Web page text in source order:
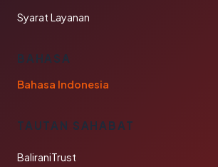
Syarat Layanan
BAHASA
Bahasa Indonesia
TAUTAN SAHABAT
BaliraniTrust